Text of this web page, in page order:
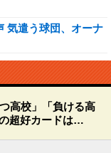
気遣う球団、オーナ
高校」「負ける高
超好カードは…